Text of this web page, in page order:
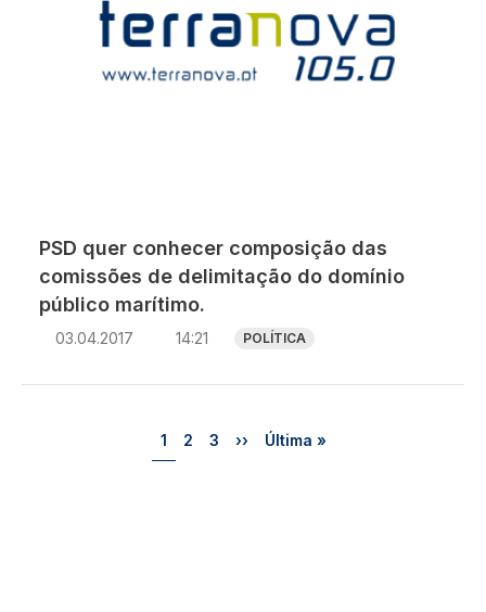
PSD quer conhecer composição das
comissões de delimitação do domínio
público marítimo.
03.04.2017 14:21 POLÍTICA
Página
1 Página
2 Página
3 Próxima página
›› Última página
Última »